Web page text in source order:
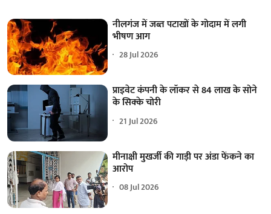
नीलगंज में जब्त पटाखों के गोदाम में लगी
भीषण आग
28 Jul 2026
प्राइवेट कंपनी के लॉकर से 84 लाख के सोने
के सिक्के चोरी
21 Jul 2026
मीनाक्षी मुखर्जी की गाड़ी पर अंडा फेंकने का
आरोप
08 Jul 2026